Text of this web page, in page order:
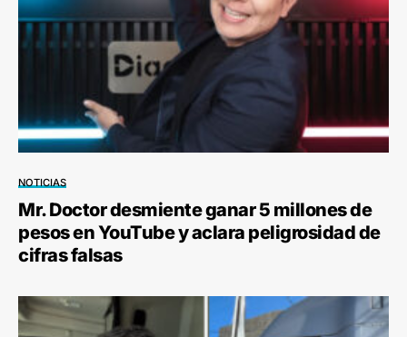
NOTICIAS
Mr. Doctor desmiente ganar 5 millones de
pesos en YouTube y aclara peligrosidad de
cifras falsas